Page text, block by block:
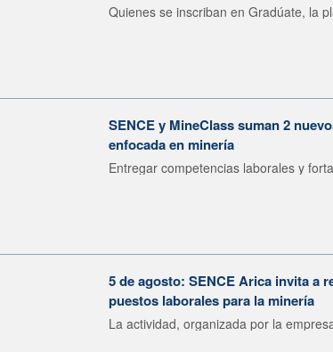
Quienes se inscriban en Gradúate, la
SENCE y MineClass suman 2
enfocada en minería
Entregar competencias laborales y
5 de agosto: SENCE Arica invita a
puestos laborales para la minería
La actividad, organizada por la